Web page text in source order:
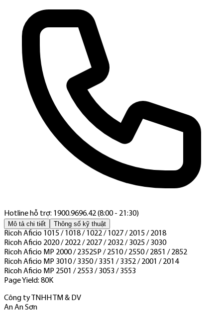
Hotline hỗ trợ: 1900.9696.42 (8:00 - 21:30)
Mô tả chi tiết Thông số kỹ thuật
Ricoh Aficio 1015 / 1018 / 1022 / 1027 / 2015 / 2018
Ricoh Aficio 2020 / 2022 / 2027 / 2032 / 3025 / 3030
Ricoh Aficio MP 2000 / 2352SP / 2510 / 2550 / 2851 / 2852
Ricoh Aficio MP 3010 / 3350 / 3351 / 3352 / 2001 / 2014
Ricoh Aficio MP 2501 / 2553 / 3053 / 3553
Page Yield: 80K
Công ty TNHH TM & DV
An An Sơn